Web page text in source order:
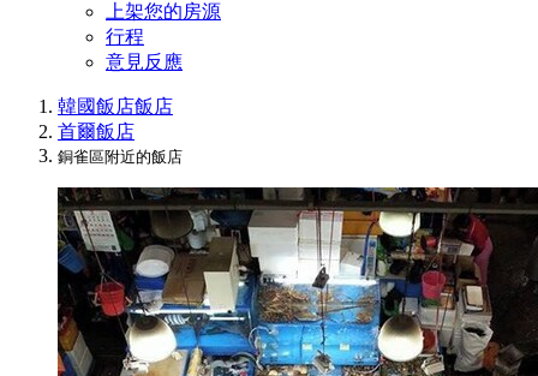
上架您的房源
行程
意見反應
韓國飯店飯店
首爾飯店
銅雀區附近的飯店